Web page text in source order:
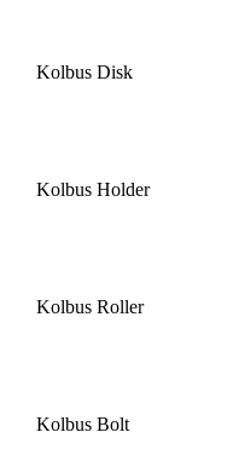
Kolbus Disk
Kolbus Holder
Kolbus Roller
Kolbus Bolt